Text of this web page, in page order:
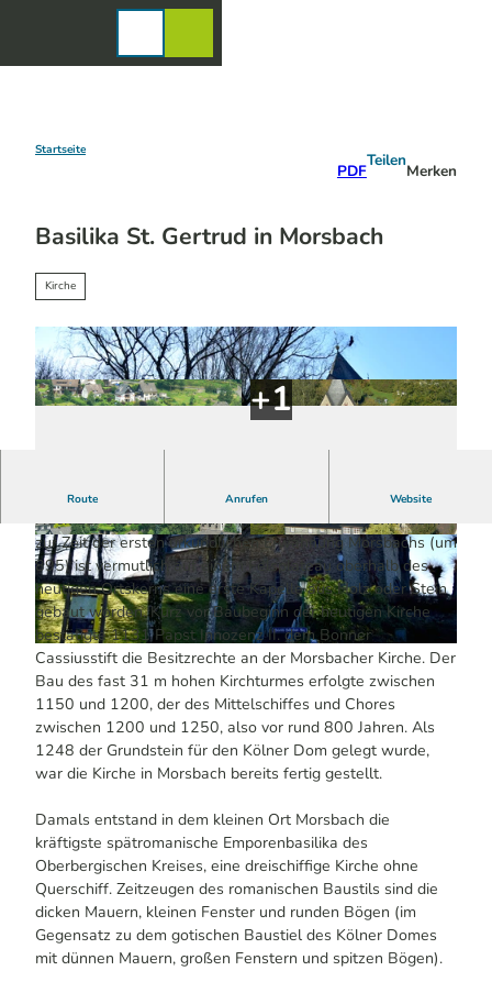
Startseite
PDF
Teilen
Merken
Basilika St. Gertrud in Morsbach
Kirche
© Anja Kortmann / Das Bergische | KI-optimiert | CC-BY-SA
© Christoph Buchen | KI-optimiert © Christoph Buchen | KI-optimiert
Route Anrufen Website
Die Pfarrkirche St. Gertrud in Morsbach.
Nach der ersten Besiedlung (etwa 500-900 n. Chr.) bzw.
zur Zeit der ersten urkundlichen Erwähnung Morsbachs (um
895) ist vermutlich auf einem Felsplateau oberhalb des
heutigen Ortskerns eine erste Kapelle aus Holz oder Stein
gebaut worden. Kurz vor Baubeginn der heutigen Kirche
bestätigte 1131 Papst Innozenz II. dem Bonner
Cassiusstift die Besitzrechte an der Morsbacher Kirche. Der
Bau des fast 31 m hohen Kirchturmes erfolgte zwischen
1150 und 1200, der des Mittelschiffes und Chores
zwischen 1200 und 1250, also vor rund 800 Jahren. Als
1248 der Grundstein für den Kölner Dom gelegt wurde,
war die Kirche in Morsbach bereits fertig gestellt.
Damals entstand in dem kleinen Ort Morsbach die
kräftigste spätromanische Emporenbasilika des
Oberbergischen Kreises, eine dreischiffige Kirche ohne
Querschiff. Zeitzeugen des romanischen Baustils sind die
dicken Mauern, kleinen Fenster und runden Bögen (im
Gegensatz zu dem gotischen Baustiel des Kölner Domes
mit dünnen Mauern, großen Fenstern und spitzen Bögen).